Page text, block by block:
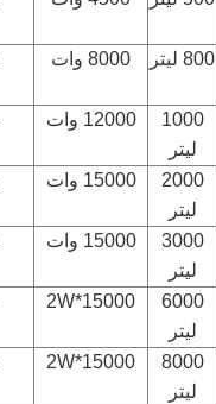
800 لیتر 8000 وات
1000
لیتر
12000 وات
2000
لیتر
15000 وات
3000
لیتر
15000 وات
6000
لیتر
15000*2W
8000
لیتر
15000*2W